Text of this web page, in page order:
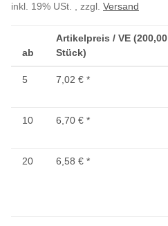
inkl. 19% USt. , zzgl. Versand
ab
Artikelpreis / VE (200,00
Stück)
5 7,02 € *
10 6,70 € *
20 6,58 € *